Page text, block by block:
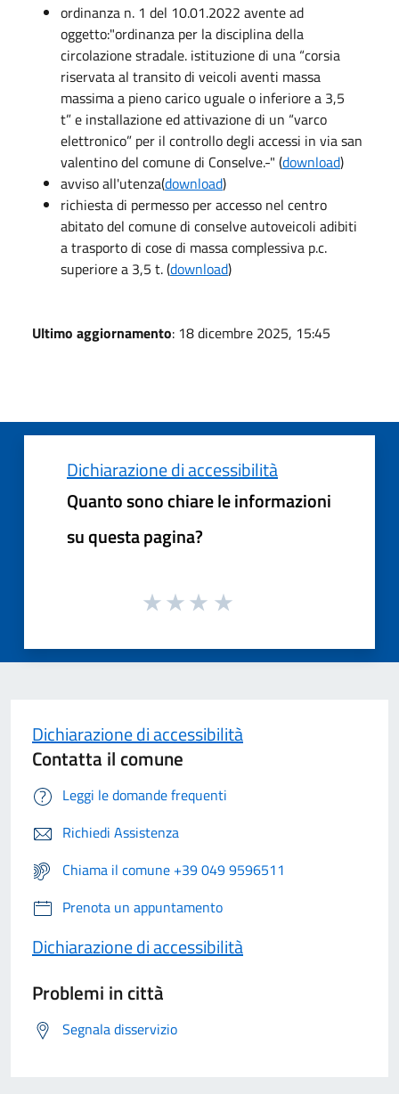
ordinanza n. 1 del 10.01.2022 avente ad
oggetto:"ordinanza per la disciplina della
circolazione stradale. istituzione di una “corsia
riservata al transito di veicoli aventi massa
massima a pieno carico uguale o inferiore a 3,5
t” e installazione ed attivazione di un “varco
elettronico” per il controllo degli accessi in via san
valentino del comune di Conselve.-" (download)
avviso all'utenza(download)
richiesta di permesso per accesso nel centro
abitato del comune di conselve autoveicoli adibiti
a trasporto di cose di massa complessiva p.c.
superiore a 3,5 t. (download)
Ultimo aggiornamento: 18 dicembre 2025, 15:45
Dichiarazione di accessibilità
Quanto sono chiare le informazioni
su questa pagina?
Dichiarazione di accessibilità
Contatta il comune
Leggi le domande frequenti
Richiedi Assistenza
Chiama il comune +39 049 9596511
Prenota un appuntamento
Dichiarazione di accessibilità
Problemi in città
Segnala disservizio